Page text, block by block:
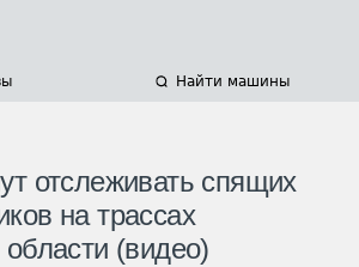
Найти машины
отслеживать спящих
на трассах
(видео)